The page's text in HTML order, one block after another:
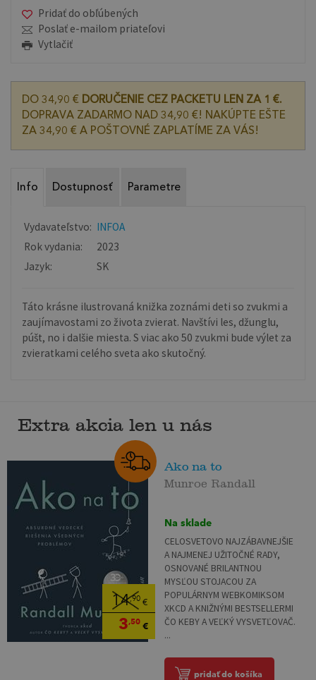
Pridať do obľúbených
Poslať e-mailom priateľovi
Vytlačiť
DO 34,90 € DORUČENIE CEZ PACKETU LEN ZA 1 €.
DOPRAVA ZADARMO NAD 34,90 €! NAKÚPTE EŠTE
ZA 34,90 € A POŠTOVNÉ ZAPLATÍME ZA VÁS!
Info Dostupnosť Parametre
Vydavateľstvo: INFOA
Rok vydania:
2023
Jazyk:
SK
Táto krásne ilustrovaná knižka zoznámi deti so zvukmi a
zaujímavostami zo života zvierat. Navštívi les, džunglu,
púšt, no i dalšie miesta. S viac ako 50 zvukmi bude výlet za
zvieratkami celého sveta ako skutočný.
Extra akcia len u nás
14,90€
3,50€
Ako na to
Munroe Randall
Na sklade
CELOSVETOVO NAJZÁBAVNEJŠIE
A NAJMENEJ UŽITOČNÉ RADY,
OSNOVANÉ BRILANTNOU
MYSĽOU STOJACOU ZA
POPULÁRNYM WEBKOMIKSOM
XKCD A KNIŽNÝMI BESTSELLERMI
ČO KEBY A VEĽKÝ VYSVETĽOVAČ.
...
pridať do košíka